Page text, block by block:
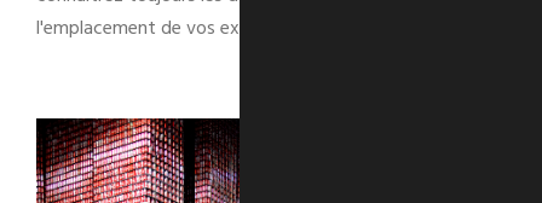
l'emplacement de vos expéditions.